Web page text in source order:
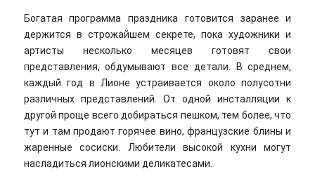
Богатая программа праздника готовится заранее и
держится в строжайшем секрете, пока художники и
артисты несколько месяцев готовят свои
представления, обдумывают все детали. В среднем,
каждый год в Лионе устраивается около полусотни
различных представлений. От одной инсталляции к
другой проще всего добираться пешком, тем более, что
тут и там продают горячее вино, французские блины и
жаренные сосиски. Любители высокой кухни могут
насладиться лионскими деликатесами.